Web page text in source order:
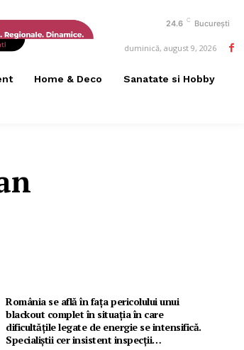
24.6 C București
duminică, august 9, 2026
Home & Deco Sanatate si Hobby
România se află în fața pericolului unui
blackout complet în situația în care
dificultățile legate de energie se intensifică.
Specialiștii cer insistent inspecții…